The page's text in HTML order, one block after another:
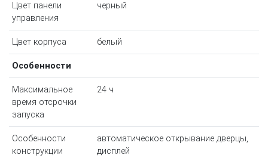
Цвет панели
управления
черный
Цвет корпуса белый
Особенности
Максимальное
время отсрочки
запуска
24 ч
Особенности
конструкции
автоматическое открывание дверцы,
дисплей